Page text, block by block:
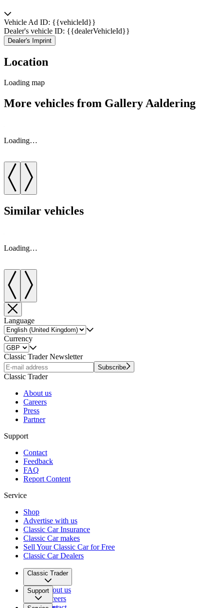
Vehicle Ad ID: {{vehicleId}}
Dealer's vehicle ID: {{dealerVehicleId}}
Dealer's Imprint
Location
Loading map
More vehicles from Gallery Aaldering
Loading…
Similar vehicles
Loading…
Language
Currency
Classic Trader Newsletter
Subscribe
Classic Trader
About us
Careers
Press
Partner
Support
Contact
Feedback
FAQ
Report Content
Service
Shop
Advertise with us
Classic Car Insurance
Classic Car makes
Sell Your Classic Car for Free
Classic Car Dealers
Classic Trader
About us
Careers
Support